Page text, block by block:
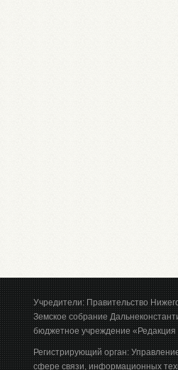
Учредители: Правительство
Земское собрание
бюджетное учреждение
Регистрирующий орган:
сфере связи, информационных